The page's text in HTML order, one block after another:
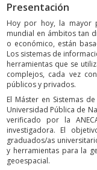
Presentación
Hoy por hoy, la mayor
mundial en ámbitos tan
o económico, están
Los sistemas de
herramientas que se
complejos, cada vez
públicos y privados.
El Máster en Sistemas
Universidad Pública de
verificado por la
investigadora. El
graduados/as
y herramientas para la
geoespacial.